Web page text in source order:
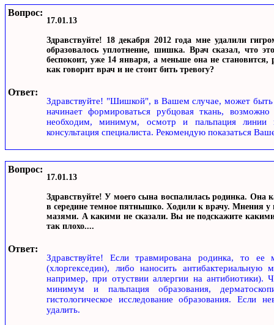
Вопрос:
17.01.13
Здравствуйте! 18 декабря 2012 года мне удалили
образовалось уплотнение, шишка. Врач сказал, что
беспокоит, уже 14 января, а меньше она не
как говорит врач и не стоит бить тревогу?
Ответ:
Здравствуйте! "Шишкой", в Вашем случае, может
начинает формироваться рубцовая ткань,
необходим, минимум, осмотр и пальпация линии
консультация специалиста. Рекомендую показаться
Вопрос:
17.01.13
Здравствуйте! У моего сына воспалилась родинка. Она
в середине темное пятнышко. Ходили к врачу. Мнения у
мазями. А какими не сказали. Вы не подскажите
так плохо....
Ответ:
Здравствуйте! Если травмирована родинка, то ее
(хлоргекседин), либо наносить
например, при отуствии аллергии на антибиотики).
минимум и пальпация образования,
гистологическое исследование образования. Если
удалить.